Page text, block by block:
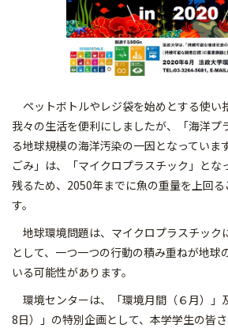
ペットボトルやレジ袋を始めとする使い
我々の生活を便利にしましたが、「海洋プ
る地球規模の海洋汚染の一因となっていま
ごみ」は、「マイクロプラスチック」とな
残るため、2050年までに魚の重量を上回
す。
地球環境問題は、マイクロプラスチック
として、一つ一つの行動の積み重ねが地球
いる可能性があります。
環境センターは、「環境月間（６月）」
8日）」の特別企画として、本学学生の皆